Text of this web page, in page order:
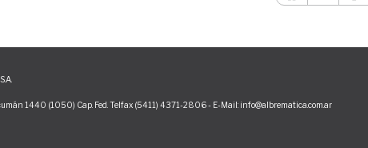
1440 (1050) Cap. Fed. Telfax (5411) 4371-2806 - E-Mail: info@albrematica.com.ar